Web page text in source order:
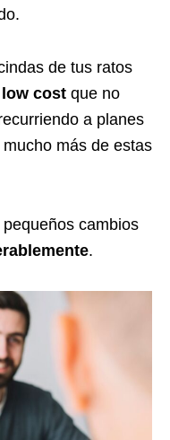
de tus ratos
low cost que no
a planes
más de estas
cambios
.